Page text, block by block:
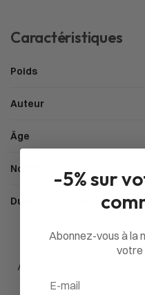
Caractéristiques
Poids
Auteur
Âge
Nombre de joueurs
Durée d'une partie
Avis du client
-5% sur
Abonnez-vous à la
votre